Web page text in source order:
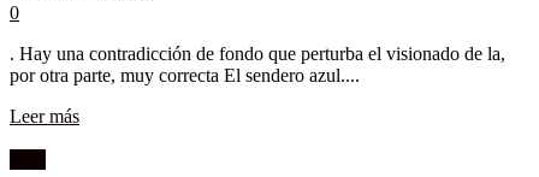
0
. Hay una contradicción de fondo que perturba el visionado de la,
por otra parte, muy correcta El sendero azul....
Leer más